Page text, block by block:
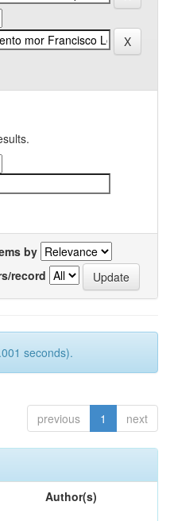
by
record
seconds).
previous 1 next
Author(s)